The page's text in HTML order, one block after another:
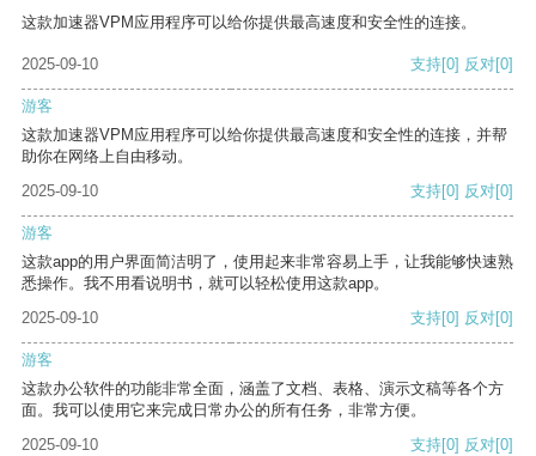
这款加速器VPM应用程序可以给你提供最高速度和安全性的连接。
2025-09-10 支持[0] 反对[0]
游客
这款加速器VPM应用程序可以给你提供最高速度和安全性的连接，并帮
助你在网络上自由移动。
2025-09-10
支持[0] 反对[0]
游客
这款app的用户界面简洁明了，使用起来非常容易上手，让我能够快速熟
悉操作。我不用看说明书，就可以轻松使用这款app。
2025-09-10
支持[0] 反对[0]
游客
这款办公软件的功能非常全面，涵盖了文档、表格、演示文稿等各个方
面。我可以使用它来完成日常办公的所有任务，非常方便。
2025-09-10
支持[0] 反对[0]